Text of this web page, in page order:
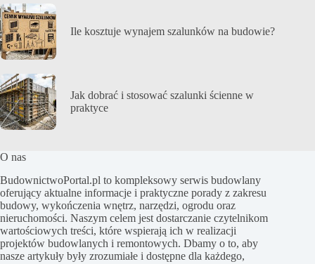
Ile kosztuje wynajem szalunków na budowie?
Jak dobrać i stosować szalunki ścienne w
praktyce
O nas
BudownictwoPortal.pl to kompleksowy serwis budowlany
oferujący aktualne informacje i praktyczne porady z zakresu
budowy, wykończenia wnętrz, narzędzi, ogrodu oraz
nieruchomości. Naszym celem jest dostarczanie czytelnikom
wartościowych treści, które wspierają ich w realizacji
projektów budowlanych i remontowych. Dbamy o to, aby
nasze artykuły były zrozumiałe i dostępne dla każdego,